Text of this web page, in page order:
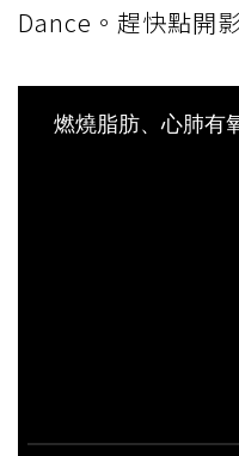
Dance。趕快點開